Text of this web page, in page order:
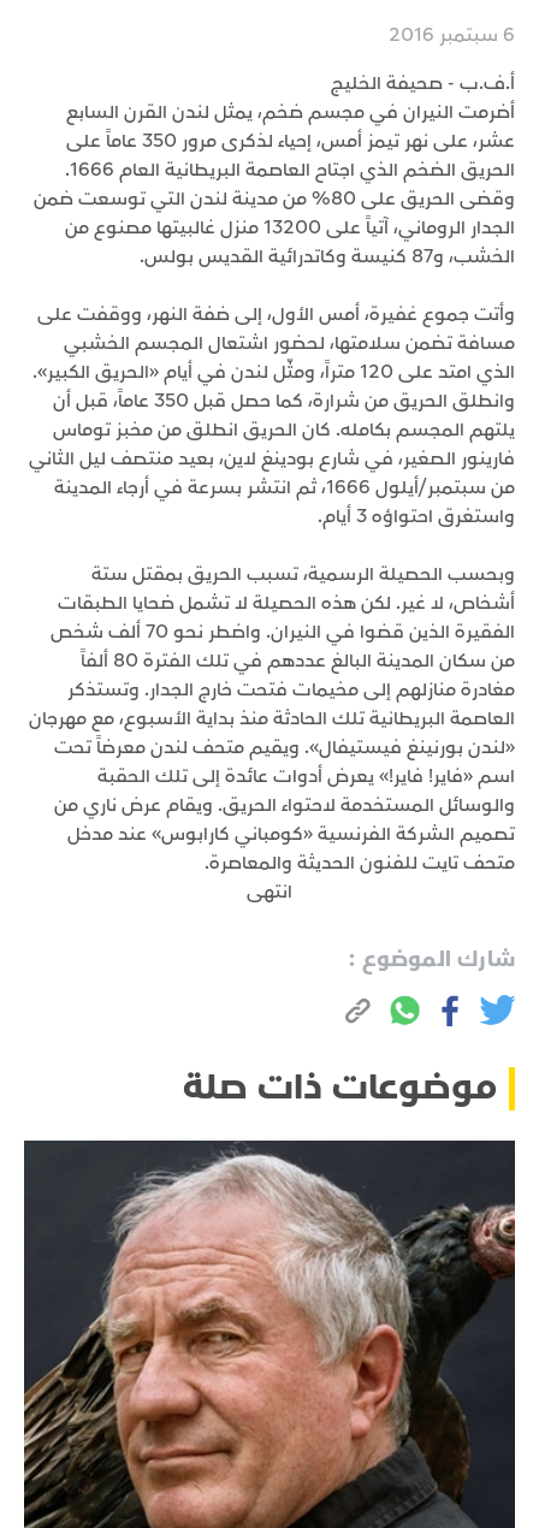
6 سبتمبر 2016
أ.ف.ب - صحيفة الخليج
أضرمت النيران في مجسم ضخم، يمثل لندن القرن السابع
عشر، على نهر تيمز أمس، إحياء لذكرى مرور 350 عاماً على
الحريق الضخم الذي اجتاح العاصمة البريطانية العام 1666.
وقضى الحريق على 80% من مدينة لندن التي توسعت ضمن
الجدار الروماني، آتياً على 13200 منزل غالبيتها مصنوع من
الخشب، و87 كنيسة وكاتدرائية القديس بولس.
وأتت جموع غفيرة، أمس الأول، إلى ضفة النهر، ووقفت على
مسافة تضمن سلامتها، لحضور اشتعال المجسم الخشبي
الذي امتد على 120 متراً، ومثّل لندن في أيام «الحريق الكبير».
وانطلق الحريق من شرارة، كما حصل قبل 350 عاماً، قبل أن
يلتهم المجسم بكامله. كان الحريق انطلق من مخبز توماس
فارينور الصغير، في شارع بودينغ لاين، بعيد منتصف ليل الثاني
من سبتمبر/أيلول 1666، ثم انتشر بسرعة في أرجاء المدينة
واستغرق احتواؤه 3 أيام.
وبحسب الحصيلة الرسمية، تسبب الحريق بمقتل ستة
أشخاص، لا غير. لكن هذه الحصيلة لا تشمل ضحايا الطبقات
الفقيرة الذين قضوا في النيران. واضطر نحو 70 ألف شخص
من سكان المدينة البالغ عددهم في تلك الفترة 80 ألفاً
مغادرة منازلهم إلى مخيمات فتحت خارج الجدار. وتستذكر
العاصمة البريطانية تلك الحادثة منذ بداية الأسبوع، مع مهرجان
«لندن بورنينغ فيستيفال». ويقيم متحف لندن معرضاً تحت
اسم «فاير! فاير!» يعرض أدوات عائدة إلى تلك الحقبة
والوسائل المستخدمة لاحتواء الحريق. ويقام عرض ناري من
تصميم الشركة الفرنسية «كومباني كارابوس» عند مدخل
متحف تايت للفنون الحديثة والمعاصرة.
انتهى
شارك الموضوع :
موضوعات ذات صلة